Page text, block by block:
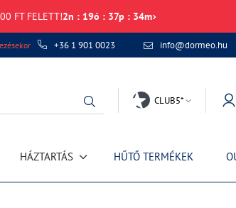
FT FELETT!2n : 19ó : 37p : 34m
+36 1 901 0023 info@dormeo.hu
CLUB5*
HÁZTARTÁS HŰTŐ TERMÉKEK